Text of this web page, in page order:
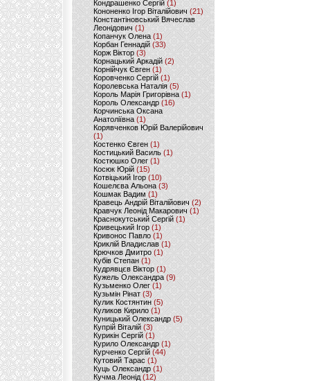
Кондрашенко Сергій (1)
Кононенко Ігор Віталійович (21)
Константіновський Вячеслав
Леонідович (1)
Копанчук Олена (1)
Корбан Геннадій (33)
Корж Віктор (3)
Корнацький Аркадій (2)
Корнійчук Євген (1)
Коровченко Сергій (1)
Королевська Наталія(5)
Король Марія Григорівна (1)
Король Олександр (16)
Корчинська Оксана
Анатоліївна (1)
Корявченков Юрій Валерійович
(1)
Костенко Євген (1)
Костицький Василь (1)
Костюшко Олег (1)
Косюк Юрій (15)
Котвіцький Ігор (10)
Кошелєва Альона(3)
Кошмак Вадим (1)
Кравець Андрій Віталійович (2)
Кравчук Леонід Макарович (1)
Краснокутський Сергій (1)
Кривецький Ігор (1)
Кривонос Павло (1)
Криклій Владислав (1)
Крючков Дмитро(1)
Кубів Степан(1)
Кудрявцєв Віктор (1)
Кужель Олександра (9)
Кузьменко Олег (1)
Кузьмін Рінат(3)
Кулик Костянтин(5)
Куликов Кирило (1)
Куницький Олександр (5)
Купрій Віталій (3)
Курикін Сергій(1)
Курило Олександр (1)
Курченко Сергій (44)
Кутовий Тарас (1)
Куць Олександр (1)
Кучма Леонід (12)